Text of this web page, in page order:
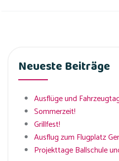
Neueste Beiträge
Ausflüge und
Sommerzeit!
Grillfest!
Ausflug zum Flugplatz
Projekttage Ballschule